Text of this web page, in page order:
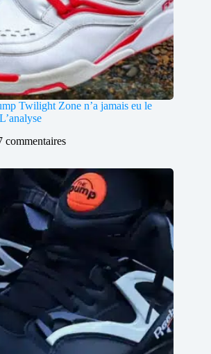
Twilight Zone n’a jamais eu le
commentaires